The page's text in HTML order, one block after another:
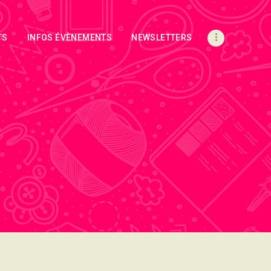
INFOS ÉVÈNEMENTS NEWSLETTERS